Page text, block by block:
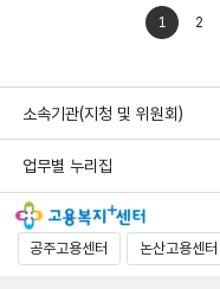
처음으로
1 2
소속기관(지청 및 위원회)
업무별 누리집
공주고용센터 논산고용센터